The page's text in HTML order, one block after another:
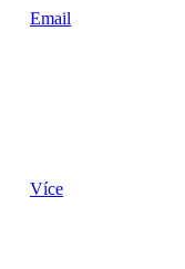
Email
Více